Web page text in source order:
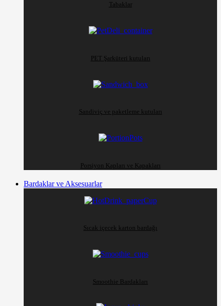
Tabaklar
PET Şarküteri kutuları
Sandiviç ve paketleme kutuları
Porsiyon Kapları ve Kapakları
Bardaklar ve Aksesuarlar
Sıcak içecek karton bardağı
Smoothie Bardakları